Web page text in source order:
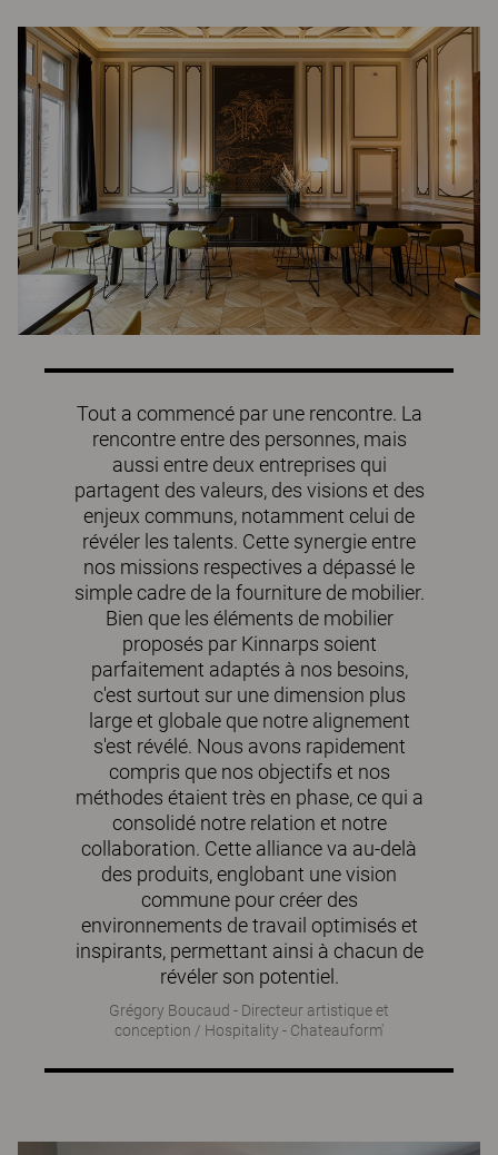
Tout a commencé par une rencontre. La
rencontre entre des personnes, mais
aussi entre deux entreprises qui
partagent des valeurs, des visions et des
enjeux communs, notamment celui de
révéler les talents. Cette synergie entre
nos missions respectives a dépassé le
simple cadre de la fourniture de mobilier.
Bien que les éléments de mobilier
proposés par Kinnarps soient
parfaitement adaptés à nos besoins,
c'est surtout sur une dimension plus
large et globale que notre alignement
s'est révélé. Nous avons rapidement
compris que nos objectifs et nos
méthodes étaient très en phase, ce qui a
consolidé notre relation et notre
collaboration. Cette alliance va au-delà
des produits, englobant une vision
commune pour créer des
environnements de travail optimisés et
inspirants, permettant ainsi à chacun de
révéler son potentiel.
Grégory Boucaud - Directeur artistique et
conception / Hospitality - Chateauform'